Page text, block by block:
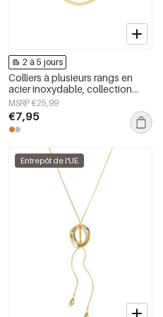
2 à 5 jours
Colliers à plusieurs rangs en
acier inoxydable, collection
simple et décontractée pour
femmes
MSRP €25,99
€7,95
Entrepôt de l'UE